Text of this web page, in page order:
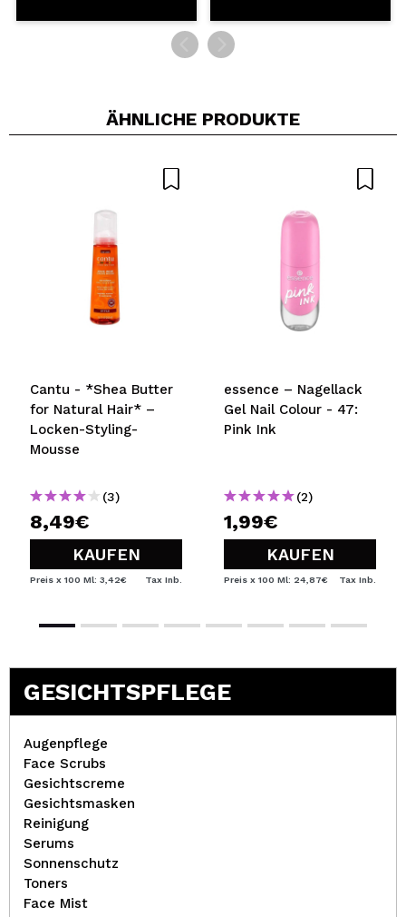
ÄHNLICHE PRODUKTE
Cantu - *Shea Butter
for Natural Hair* –
Locken-Styling-
Mousse
(3)
8,49€
KAUFEN
Preis x 100 Ml: 3,42€ Tax Inb.
essence – Nagellack
Gel Nail Colour - 47:
Pink Ink
(2)
1,99€
KAUFEN
Preis x 100 Ml: 24,87€ Tax Inb.
GESICHTSPFLEGE
Augenpflege
Face Scrubs
Gesichtscreme
Gesichtsmasken
Reinigung
Serums
Sonnenschutz
Toners
Face Mist